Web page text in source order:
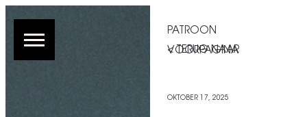
PATROON
< TERUG NAAR VOORPAGINA
OKTOBER 17, 2025